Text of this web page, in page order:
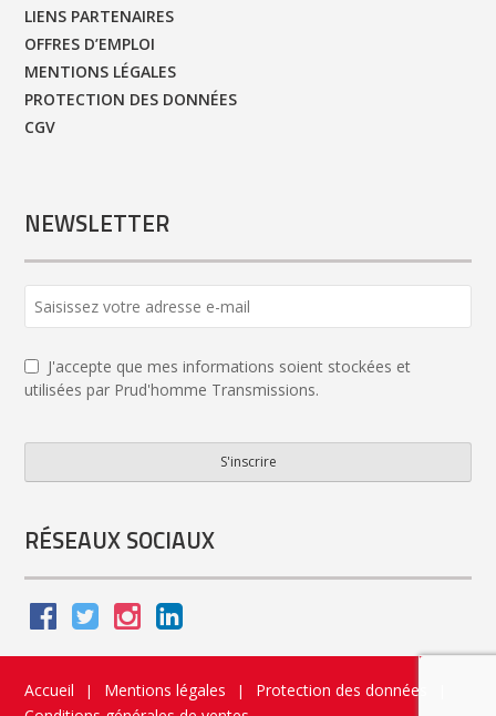
LIENS PARTENAIRES
OFFRES D’EMPLOI
MENTIONS LÉGALES
PROTECTION DES DONNÉES
CGV
NEWSLETTER
J'accepte que mes informations soient stockées et
utilisées par Prud'homme Transmissions.
S'inscrire
Email *
RÉSEAUX SOCIAUX
Accueil | Mentions légales | Protection des données